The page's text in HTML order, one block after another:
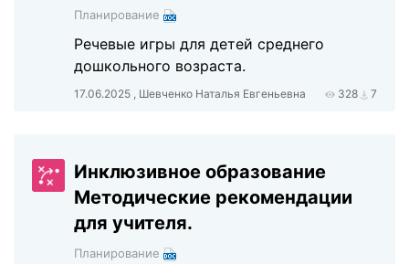
Планирование
Речевые игры для детей среднего
дошкольного возраста.
17.06.2025 , Шевченко Наталья Евгеньевна 328 7
Инклюзивное образование
Методические рекомендации
для учителя.
Планирование